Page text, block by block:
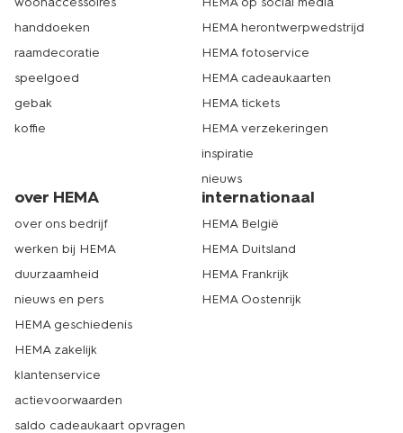
handdoeken
raamdecoratie
speelgoed
gebak
koffie
HEMA herontwerpwedstrijd
HEMA fotoservice
HEMA cadeaukaarten
HEMA tickets
HEMA verzekeringen
inspiratie
nieuws
over HEMA
over ons bedrijf
werken bij HEMA
duurzaamheid
nieuws en pers
HEMA geschiedenis
HEMA zakelijk
klantenservice
actievoorwaarden
saldo cadeaukaart opvragen
internationaal
HEMA België
HEMA Duitsland
HEMA Frankrijk
HEMA Oostenrijk